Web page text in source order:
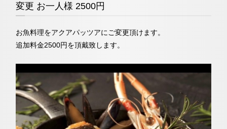
変更 お一人様 2500円
お魚料理をアクアパッツアにご変更頂けます。
追加料金2500円を頂戴致します。